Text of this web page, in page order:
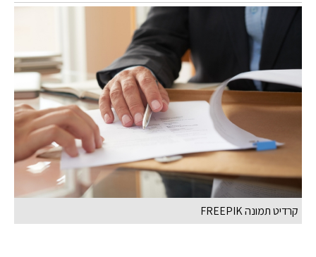
קרדיט תמונה FREEPIK